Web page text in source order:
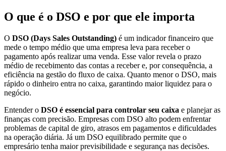
O que é o DSO e por que ele importa
O DSO (Days Sales Outstanding) é um indicador financeiro que
mede o tempo médio que uma empresa leva para receber o
pagamento após realizar uma venda. Esse valor revela o prazo
médio de recebimento das contas a receber e, por consequência, a
eficiência na gestão do fluxo de caixa. Quanto menor o DSO, mais
rápido o dinheiro entra no caixa, garantindo maior liquidez para o
negócio.
Entender o DSO é essencial para controlar seu caixa e planejar as
finanças com precisão. Empresas com DSO alto podem enfrentar
problemas de capital de giro, atrasos em pagamentos e dificuldades
na operação diária. Já um DSO equilibrado permite que o
empresário tenha maior previsibilidade e segurança nas decisões.